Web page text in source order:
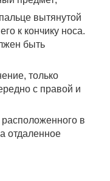
вытянутой
к кончику носа.
быть
только
с правой и
в
отдаленное